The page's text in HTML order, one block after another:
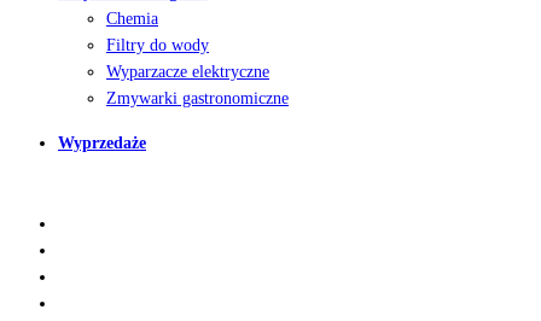
Chemia
Filtry do wody
Wyparzacze elektryczne
Zmywarki gastronomiczne
Wyprzedaże